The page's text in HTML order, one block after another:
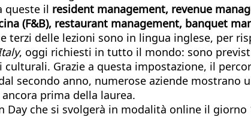
queste il resident management, revenue
(F&B), restaurant management, banquet
terzi delle lezioni sono in lingua inglese, per
, oggi richiesti in tutto il mondo: sono
Grazie a questa impostazione, il
secondo anno, numerose aziende
prima della laurea.
Day che si svolgerà in modalità online il giorno